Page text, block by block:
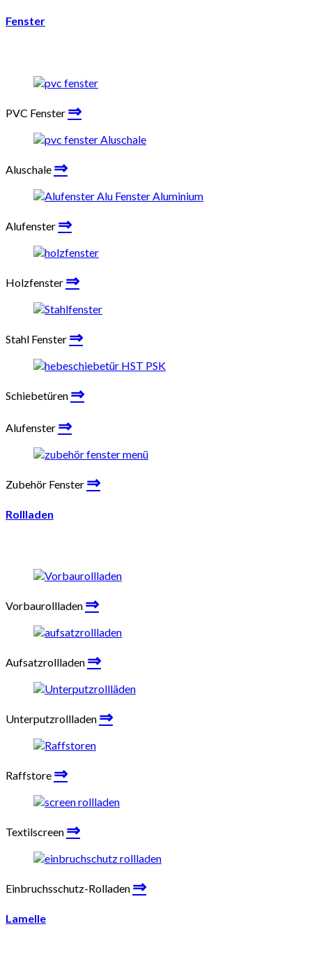
Fenster
PVC Fenster ⇒
Aluschale ⇒
Alufenster ⇒
Holzfenster ⇒
Stahl Fenster ⇒
Schiebetüren ⇒
Alufenster ⇒
Zubehör Fenster ⇒
Rollladen
Vorbaurollladen ⇒
Aufsatzrollladen ⇒
Unterputzrollladen ⇒
Raffstore ⇒
Textilscreen ⇒
Einbruchsschutz-Rolladen ⇒
Lamelle